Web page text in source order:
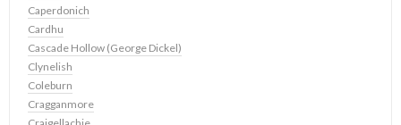
Caperdonich
Cardhu
Cascade Hollow (George Dickel)
Clynelish
Coleburn
Cragganmore